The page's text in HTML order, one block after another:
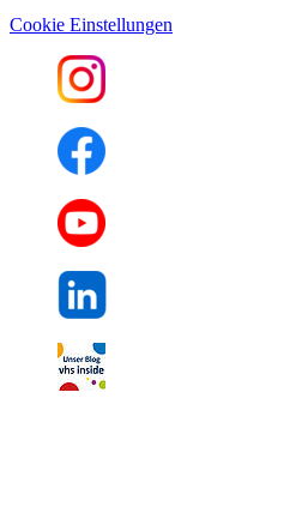
Cookie Einstellungen